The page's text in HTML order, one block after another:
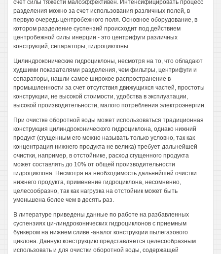
счет силы тяжести малоэффективен. Интенсифицировать процесс
разделения можно за счет использования различных полей, в
первую очередь центробежного поля. Основное оборудование, в
котором разделение суспензий происходит под действием
центробежной силы инерции - это центрифуги различных
конструкций, сепараторы, гидроциклоны.
Цилиндроконические гидроциклоны, несмотря на то, что обладают
худшими показателями разделения, чем фильтры, центрифуги и
сепараторы, нашли самое широкое распространение в
промышленности за счет отсутствия движущихся частей, простоты
конструкции, не высокой стоимости, удобства в эксплуатации,
высокой производительности, малого потребления электроэнергии.
При очистке оборотной воды может использоваться традиционная
конструкция цилиндроконического гидроциклона, однако нижний
продукт (сгущенным его можно называть только условно, так как
концентрация нижнего продукта не велика) требует дальнейшей
очистки, например, в отстойнике, расход сгущенного продукта
может составлять до 10% от общей производительности
гидроциклона. Несмотря на необходимость дальнейшей очистки
нижнего продукта, применение гидроциклона, несомненно,
целесообразно, так как нагрузка на отстойник может быть
уменьшена более чем в десять раз.
В литературе приведены данные по работе на разбавленных
суспензиях ци-линдроконических гидроциклонов с приемным
бункером на нижнем сливе -аналог конструкции пылегазового
циклона. Данную конструкцию представляется целесообразным
использовать и для очистки оборотной воды, содержащей